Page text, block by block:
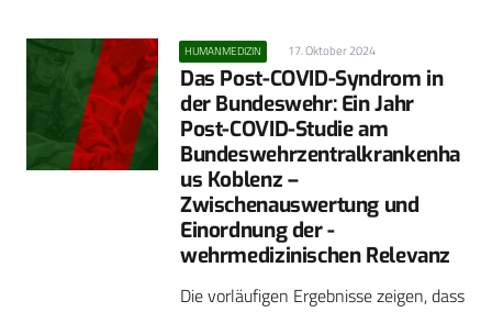
HUMANMEDIZIN 17. Oktober 2024
Das Post-COVID-Syndrom in
der Bundeswehr: Ein Jahr
Post-COVID-Studie am
Bundeswehrzentralkrankenha
us ­Koblenz –
Zwischenauswertung und
Einordnung der ­
wehrmedizinischen Relevanz
Die vorläufigen Ergebnisse zeigen, dass